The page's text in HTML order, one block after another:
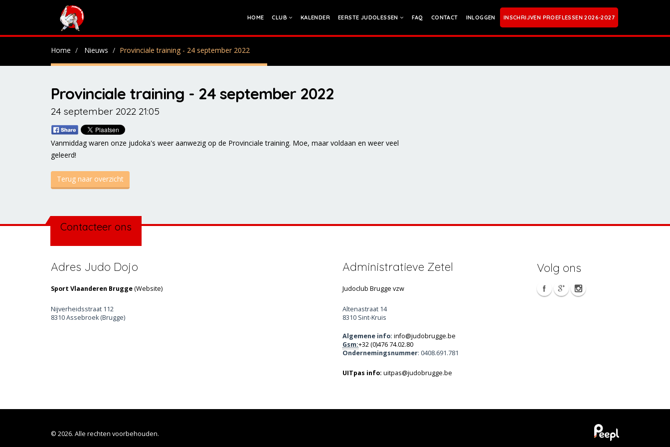
HOME CLUB KALENDER EERSTE JUDOLESSEN FAQ CONTACT INLOGGEN INSCHRIJVEN PROEFLESSEN 2026-2027
Home Nieuws Provinciale training - 24 september 2022
Provinciale training - 24 september 2022
24 september 2022 21:05
Vanmiddag waren onze judoka's weer aanwezig op de Provinciale training. Moe, maar voldaan en weer veel
geleerd!
Terug naar overzicht
Contacteer ons
Adres Judo Dojo
Sport Vlaanderen Brugge(Website)
Nijverheidsstraat 112
8310 Assebroek (Brugge)
Administratieve Zetel
Judoclub Brugge vzw
Altenastraat 14
8310 Sint-Kruis
Algemene info: info@judobrugge.be
Gsm:+32 (0)476 74.02.80
Ondernemingsnummer: 0408.691.781
UITpas info: uitpas@judobrugge.be
Volg ons
© 2026. Alle rechten voorbehouden.